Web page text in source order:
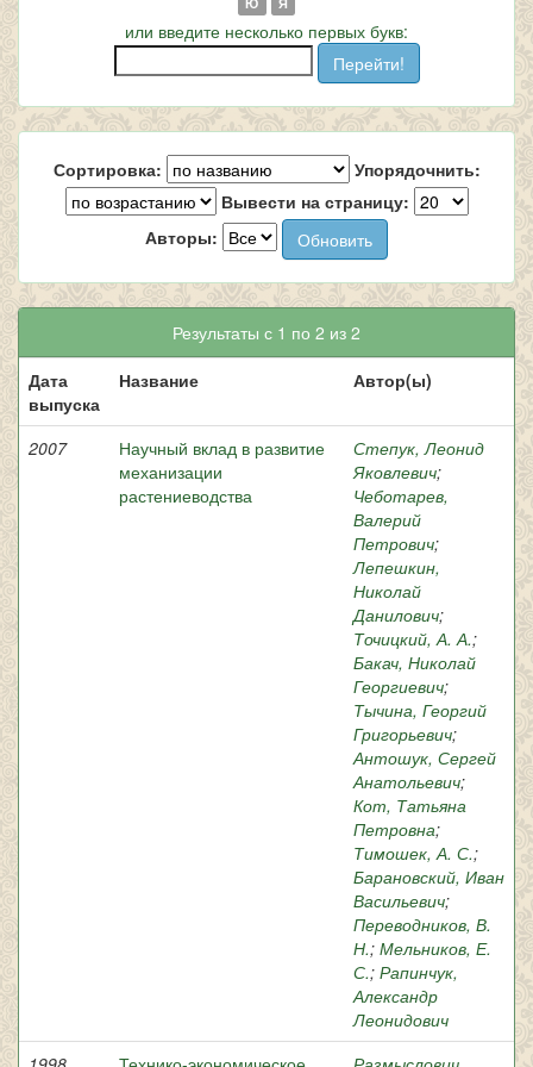
или введите несколько первых букв:
Сортировка:
Упорядочнить:
Вывести на страницу:
Авторы:
Результаты с 1 по 2 из 2
Дата
выпуска
Название Автор(ы)
2007
Научный вклад в развитие
механизации
растениеводства
Степук, Леонид
Яковлевич;
Чеботарев,
Валерий
Петрович;
Лепешкин,
Николай
Данилович;
Точицкий, А. А.;
Бакач, Николай
Георгиевич;
Тычина, Георгий
Григорьевич;
Антошук, Сергей
Анатольевич;
Кот, Татьяна
Петровна;
Тимошек, А. С.;
Барановский, Иван
Васильевич;
Переводников, В.
Н.; Мельников, Е.
С.; Рапинчук,
Александр
Леонидович